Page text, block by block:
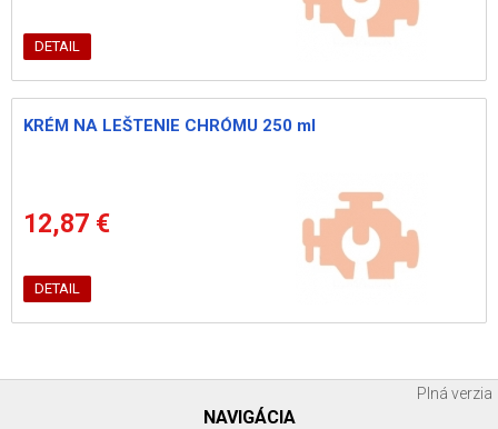
DETAIL
KRÉM NA LEŠTENIE CHRÓMU 250 ml
12,87 €
DETAIL
Plná verzia
NAVIGÁCIA